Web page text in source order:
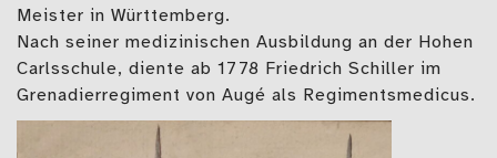
Meister in Württemberg.
Nach seiner medizinischen Ausbildung an der Hohen
Carlsschule, diente ab 1778 Friedrich Schiller im
Grenadierregiment von Augé als Regimentsmedicus.